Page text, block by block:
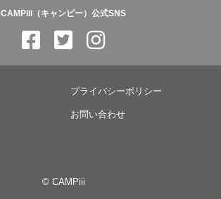
CAMPiii（キャンピー）公式SNS
プライバシーポリシー
お問い合わせ
© CAMPiii